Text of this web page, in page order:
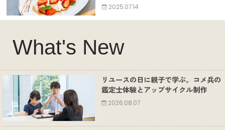
2025.07.14
What's New
リユースの日に親子で学ぶ。コメ兵の
鑑定士体験とアップサイクル制作
2026.08.07